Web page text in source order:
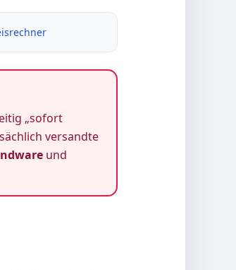
„sofort
versandte
und